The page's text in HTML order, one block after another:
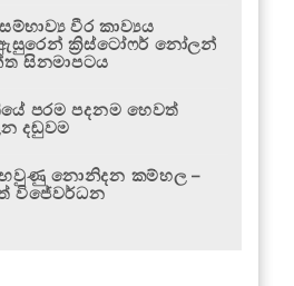
වීර කාව්‍යය
ඇසුරෙන් ක්‍රිස්ටෝෆර් නෝලන්
සිනමාපටය
පරම පදනම හෙවත්
දඬුවම
නොනිදන කම්හල –
විජේවර්ධන